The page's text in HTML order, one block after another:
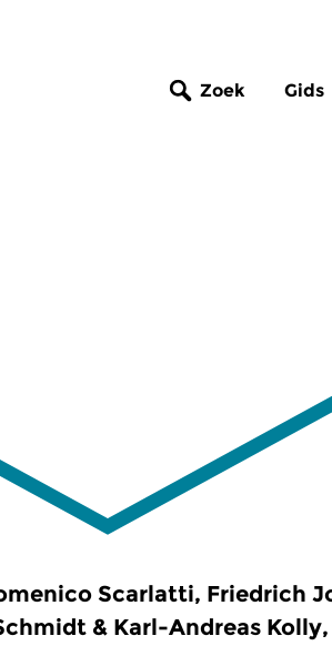
Zoek Gids
Scarlatti, Friedrich
& Karl-Andreas